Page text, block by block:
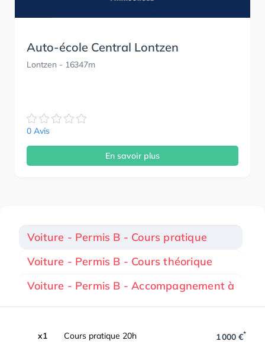
Auto-école Central Lontzen
Lontzen - 16347m
0 Avis
En savoir plus
Voiture - Permis B - Cours pratique
Voiture - Permis B - Cours théorique
Voiture - Permis B - Accompagnement à
x1 Cours pratique 20h 1 000 €*